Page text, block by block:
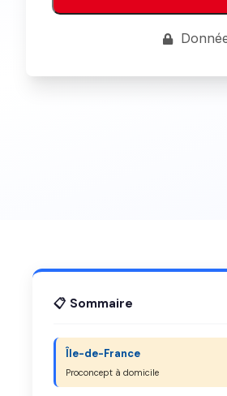
📋 Sommaire
Île-de-France
Proconcept à domicile